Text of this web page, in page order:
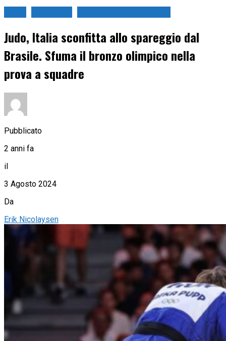
Judo, Italia sconfitta allo spareggio dal
Brasile. Sfuma il bronzo olimpico nella
prova a squadre
Pubblicato
2 anni fa
il
3 Agosto 2024
Da
Erik Nicolaysen